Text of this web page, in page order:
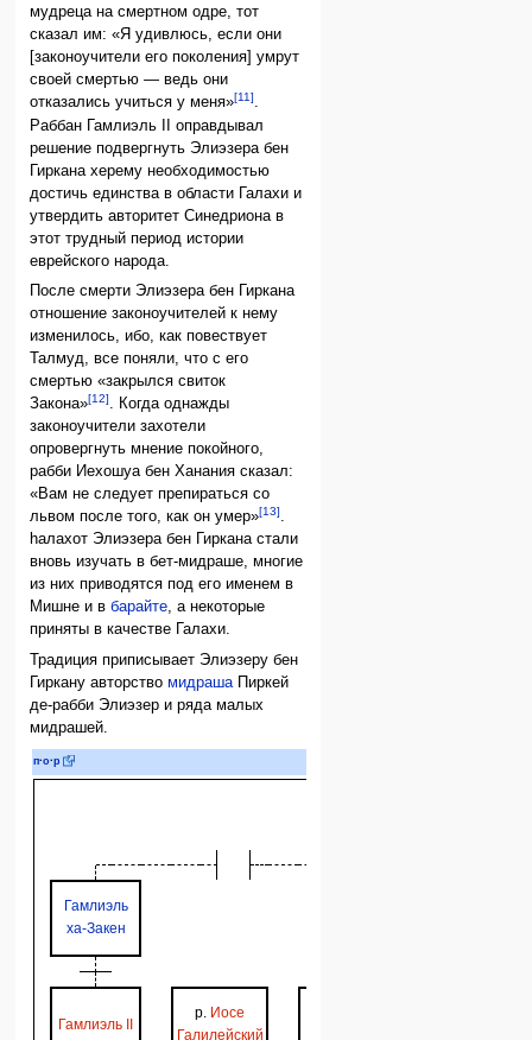
мудреца на смертном одре, тот
сказал им: «Я удивлюсь, если они
[законоучители его поколения] умрут
своей смертью — ведь они
отказались учиться у меня»[11].
Раббан Гамлиэль II оправдывал
решение подвергнуть Элиэзера бен
Гиркана херему необходимостью
достичь единства в области Галахи и
утвердить авторитет Синедриона в
этот трудный период истории
еврейского народа.
После смерти Элиэзера бен Гиркана
отношение законоучителей к нему
изменилось, ибо, как повествует
Талмуд, все поняли, что с его
смертью «закрылся свиток
Закона»[12]. Когда однажды
законоучители захотели
опровергнуть мнение покойного,
рабби Иехошуа бен Ханания сказал:
«Вам не следует препираться со
львом после того, как он умер»[13].
hалахот Элиэзера бен Гиркана стали
вновь изучать в бет-мидраше, многие
из них приводятся под его именем в
Мишне и вбарайте, а некоторые
приняты в качестве Галахи.
Традиция приписывает Элиэзеру бен
Гиркану авторствомидрашаПиркей
де-рабби Элиэзер и ряда малых
мидрашей.
п·о·р
Гамлиэль
ха-Закен
Гамлиэль II
р. Иосе
Галилейский